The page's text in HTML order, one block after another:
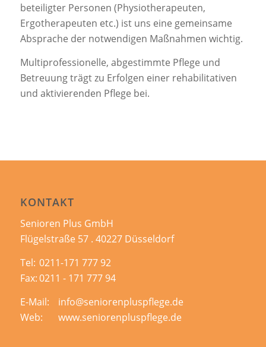
beteiligter Personen (Physiotherapeuten,
Ergotherapeuten etc.) ist uns eine gemeinsame
Absprache der notwendigen Maßnahmen wichtig.
Multiprofessionelle, abgestimmte Pflege und
Betreuung trägt zu Erfolgen einer rehabilitativen
und aktivierenden Pflege bei.
KONTAKT
Senioren Plus GmbH
Flügelstraße 57 . 40227 Düsseldorf
Tel: 0211-171 777 92
Fax:0211 - 171 777 94
E-Mail:
info@seniorenpluspflege.de
Web:
www.seniorenpluspflege.de